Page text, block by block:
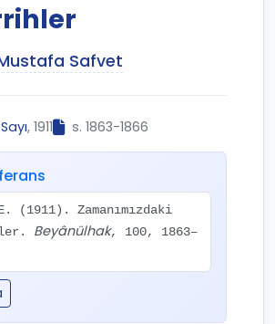
Safvet
, 1911 s. 1863-1866
(1911). Zamanımızdaki
Beyânülhak, 100, 1863–